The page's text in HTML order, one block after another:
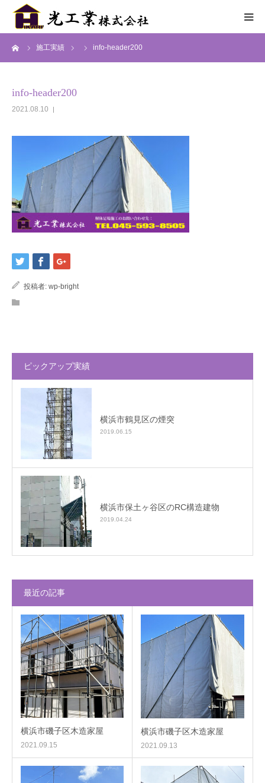
施工実績 info-header200
info-header200
2021.08.10
投稿者: wp-bright
ピックアップ実績
横浜市鶴見区の煙突
2019.06.15
横浜市保土ヶ谷区のRC構造建物
2019.04.24
最近の記事
横浜市磯子区木造家屋
2021.09.15
横浜市磯子区木造家屋
2021.09.13
HOME
採用情報
会社概要